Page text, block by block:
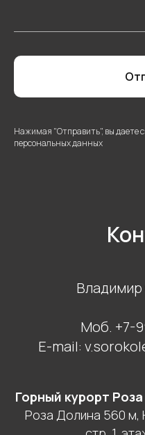
Нажимая "Отправить", вы даете
персональных данных
Моб. +7-
E-mail:
Горный курорт
Роза Долина 560 м,